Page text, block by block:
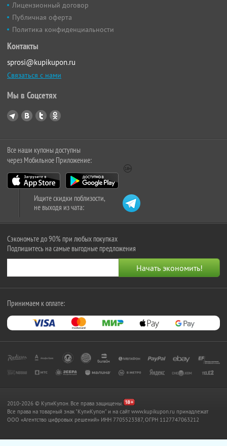
Лицензионный договор
Публичная оферта
Политика конфиденциальности
Контакты
sprosi@kupikupon.ru
Связаться с нами
Мы в Соцсетях
Все наши купоны доступны
через Мобильное Приложение:
Ищите скидки поблизости,
не выходя из чата:
Сэкономьте до 90% при любых покупках
Подпишитесь на самые выгодные предложения
Принимаем к оплате:
2010-2026 © КупиКупон. Все права защищены.
Все права на товарный знак "КупиКупон" и на сайт www.kupikupon.ru принадлежат
OOO «Агентство цифровых решений» ИНН 7705523387, ОГРН 1127747063212